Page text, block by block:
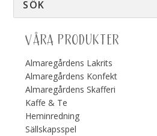
VÅRA PRODUKTER
Almaregårdens Lakrits
Almaregårdens Konfekt
Almaregårdens Skafferi
Kaffe & Te
Heminredning
Sällskapsspel